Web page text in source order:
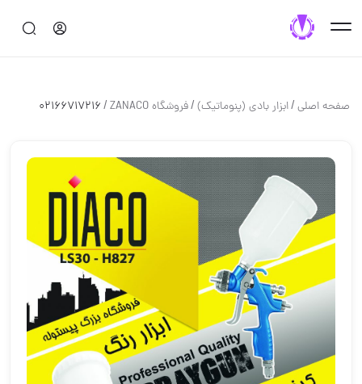
صفحه اصلی/ابزار بادي (پنوماتيك)/فروشگاه ZANACO /
02166717216